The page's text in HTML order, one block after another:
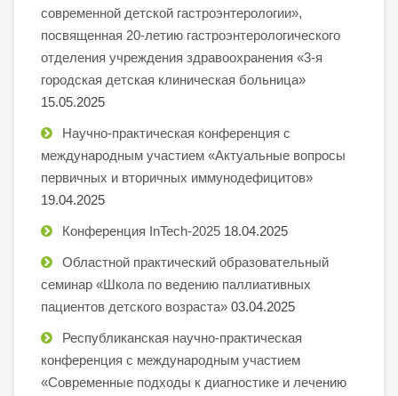
современной детской гастроэнтерологии»,
посвященная 20-летию гастроэнтерологического
отделения учреждения здравоохранения «3-я
городская детская клиническая больница»
15.05.2025
Научно-практическая конференция с
международным участием «Актуальные вопросы
первичных и вторичных иммунодефицитов»
19.04.2025
Конференция InTech-2025 18.04.2025
Областной практический образовательный
семинар «Школа по ведению паллиативных
пациентов детского возраста» 03.04.2025
Республиканская научно-практическая
конференция с международным участием
«Современные подходы к диагностике и лечению